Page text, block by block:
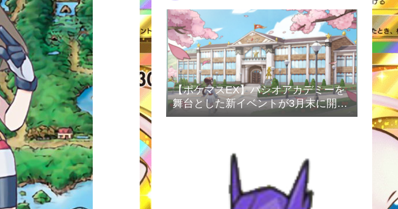
【ポケマスEX】パシオアカデミーを
舞台とした新イベントが3月末に開催
予定！